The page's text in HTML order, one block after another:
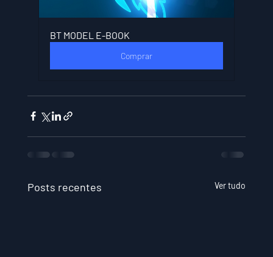
BT MODEL E-BOOK
Comprar
Posts recentes Ver tudo